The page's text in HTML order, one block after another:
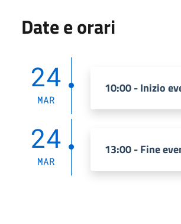
Date e orari
24
MAR
10:00 - Inizio
24
MAR
13:00 - Fine